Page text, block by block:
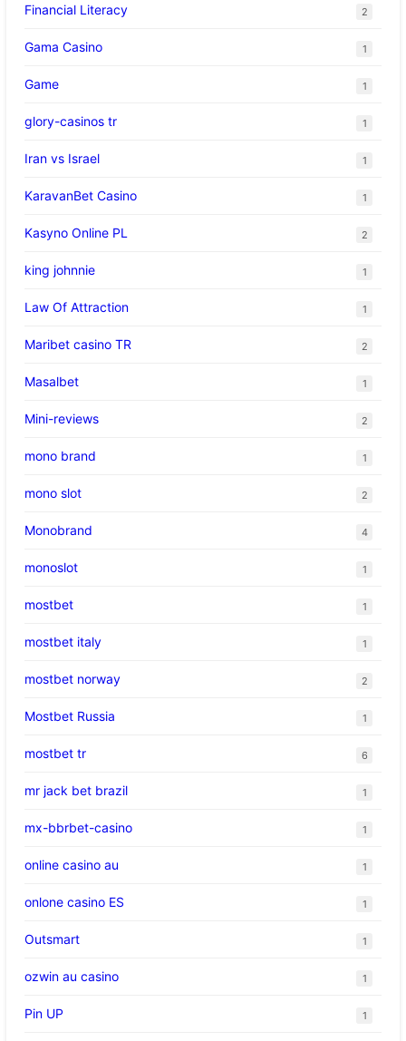
Financial Literacy 2
Gama Casino 1
Game 1
glory-casinos tr 1
Iran vs Israel 1
KaravanBet Casino 1
Kasyno Online PL 2
king johnnie 1
Law Of Attraction 1
Maribet casino TR 2
Masalbet 1
Mini-reviews 2
mono brand 1
mono slot 2
Monobrand 4
monoslot 1
mostbet 1
mostbet italy 1
mostbet norway 2
Mostbet Russia 1
mostbet tr 6
mr jack bet brazil 1
mx-bbrbet-casino 1
online casino au 1
onlone casino ES 1
Outsmart 1
ozwin au casino 1
Pin UP 1